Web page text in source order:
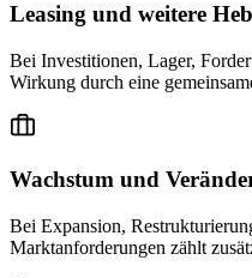
Leasing und weitere
Bei Investitionen, Lager,
Wirkung durch eine
Wachstum und
Bei Expansion,
Marktanforderungen zählt